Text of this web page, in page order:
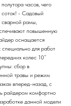
часов, чего
соток! - Садовый
сварной рамы,
повышенную
оснащается
для работ
колес 10’’
сбор в
травы и режим
вперед-назад, с
райдером комфортно
данной модели